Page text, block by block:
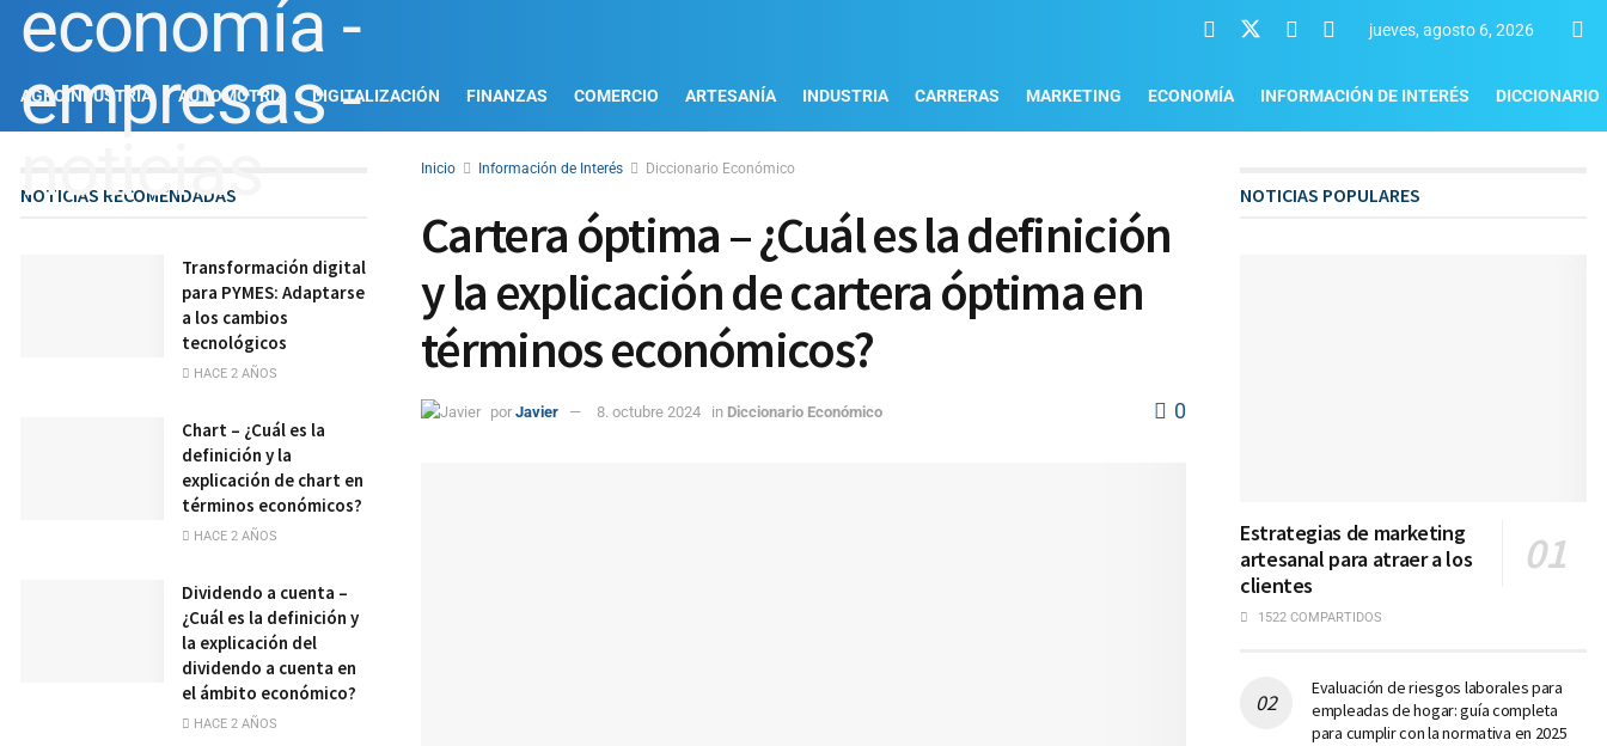
jueves, agosto 6, 2026
AGROINDUSTRIA AUTOMOTRIZ DIGITALIZACIÓN FINANZAS COMERCIO ARTESANÍA INDUSTRIA CARRERAS MARKETING ECONOMÍA INFORMACIÓN DE INTERÉS DICCIONARIO
Inicio Información de Interés Diccionario Económico
Cartera óptima – ¿Cuál es la definición
y la explicación de cartera óptima en
términos económicos?
por Javier 8. octubre 2024 in Diccionario Económico 0
NOTICIAS RECOMENDADAS
Transformación digital
para PYMES: Adaptarse
a los cambios
tecnológicos
HACE 2 AÑOS
Chart – ¿Cuál es la
definición y la
explicación de chart en
términos económicos?
HACE 2 AÑOS
Dividendo a cuenta –
¿Cuál es la definición y
la explicación del
dividendo a cuenta en
el ámbito económico?
HACE 2 AÑOS
NOTICIAS POPULARES
Estrategias de marketing
artesanal para atraer a los
clientes
1522 COMPARTIDOS
Evaluación de riesgos laborales para
empleadas de hogar: guía completa
para cumplir con la normativa en 2025